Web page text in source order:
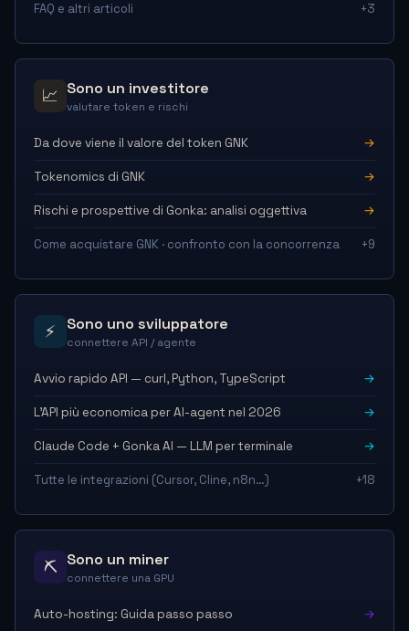
FAQ e altri articoli +3
📈 Sono un investitore
valutare token e rischi
Da dove viene il valore del token GNK →
Tokenomics di GNK →
Rischi e prospettive di Gonka: analisi oggettiva →
Come acquistare GNK · confronto con la concorrenza +9
⚡ Sono uno sviluppatore
connettere API / agente
Avvio rapido API — curl, Python, TypeScript →
L'API più economica per AI-agent nel 2026 →
Claude Code + Gonka AI — LLM per terminale →
Tutte le integrazioni (Cursor, Cline, n8n…) +18
⛏ Sono un miner
connettere una GPU
Auto-hosting: Guida passo passo →